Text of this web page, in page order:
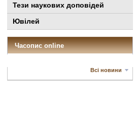
Тези наукових доповідей
Ювілей
Часопис online
Всі новини